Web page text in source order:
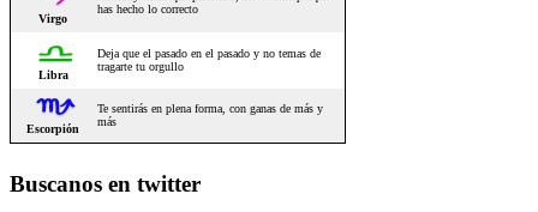
Buscanos en twitter